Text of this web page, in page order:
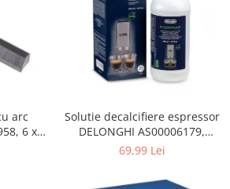
arc
6 x6
Solutie decalcifiere espressor
DELONGHI AS00006179,
DLSC500, 500 ml
69,99 Lei